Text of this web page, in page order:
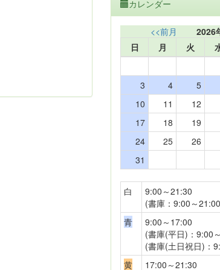
カレンダー
<<前月 2026
日
月 火
3
4 5
10
11 12
17
18 19
24
25 26
31
白
9:00～21:30
(書庫：9:00～
青
9:00～17:00
(書庫(平日)：9:00
(書庫(土日祝日)：
黄
17:00～21:30